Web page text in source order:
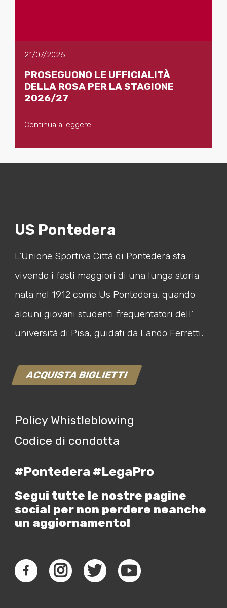
21/07/2026
PROSEGUONO LE UFFICIALITÀ
DELLA ROSA PER LA STAGIONE
2026/27
Continua a leggere
US Pontedera
L’Unione Sportiva Città di Pontedera sta
vivendo i fasti maggiori di una lunga storia
nata nel 1912 come Us Pontedera, quando
alcuni giovani studenti frequentatori dell’
università di Pisa, guidati da Lando Ferretti.
ACQUISTA BIGLIETTI
Policy Whistleblowing
Codice di condotta
#Pontedera #LegaPro
Segui tutte le nostre pagine
social per non perdere neanche
un aggiornamento!